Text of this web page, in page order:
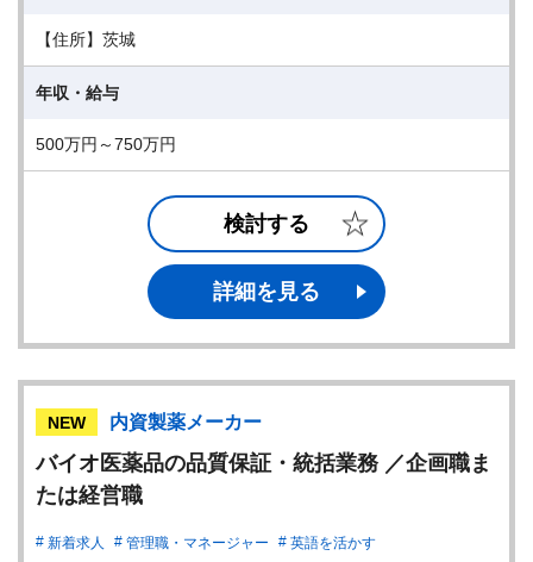
【住所】茨城
年収・給与
500万円～750万円
検討する
詳細を見る
NEW 内資製薬メーカー
バイオ医薬品の品質保証・統括業務 ／企画職ま
たは経営職
新着求人 管理職・マネージャー 英語を活かす